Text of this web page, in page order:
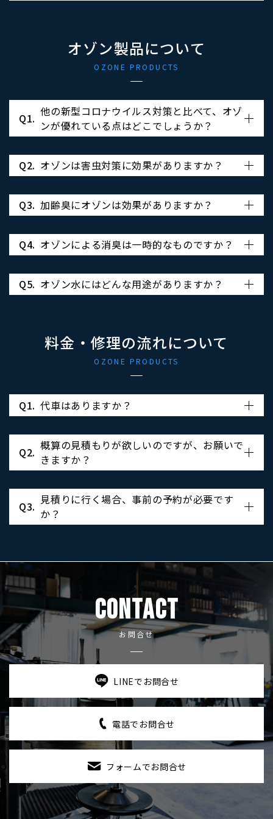
オゾン製品について
OZONE PRODUCTS
Q1. 他の新型コロナウイルス対策と比べて、オゾ
ンが優れている点はどこでしょうか？
Q2. オゾンは害虫対策に効果がありますか？
Q3. 加齢臭にオゾンは効果がありますか？
Q4. オゾンによる消臭は一時的なものですか？
Q5. オゾン水にはどんな用途がありますか？
料金・修理の流れについて
OZONE PRODUCTS
Q1. 代車はありますか？
Q2. 概算の見積もりが欲しいのですが、お願いで
きますか？
Q3. 見積りに行く場合、事前の予約が必要です
か？
CONTACT
お問合せ
LINEでお問合せ
電話でお問合せ
フォームでお問合せ